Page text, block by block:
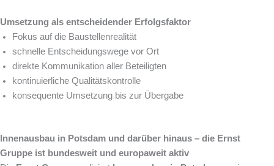
Umsetzung als entscheidender Erfolgsfaktor
Fokus auf die Baustellenrealität
schnelle Entscheidungswege vor Ort
direkte Kommunikation aller Beteiligten
kontinuierliche Qualitätskontrolle
konsequente Umsetzung bis zur Übergabe
Innenausbau in Potsdam und darüber hinaus – die Ernst
Gruppe ist bundesweit und europaweit aktiv